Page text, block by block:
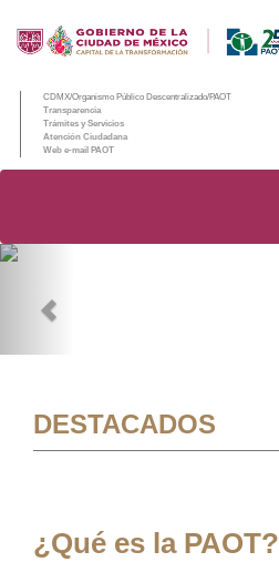
CDMX/Organismo Público Descentralizado/PAOT
Transparencia
Trámites y Servicios
Atención Ciudadana
Web e-mail PAOT
DESTACADOS
¿Qué es la PAOT?